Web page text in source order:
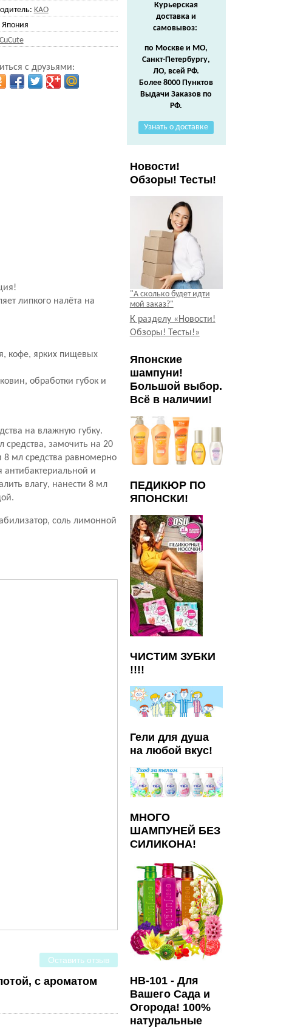
KAO
Япония
CuCute
с друзьями:
липкого налёта на
кофе, ярких пищевых
обработки губок и
на влажную губку.
средства, замочить на 20
8 мл средства равномерно
антибактериальной и
влагу, нанести 8 мл
соль лимонной
Оставить отзыв
с ароматом
Курьерская
доставка и
самовывоз:
по Москве и МО,
Санкт-Петербургу,
ЛО, всей РФ.
Более 8000 Пунктов
Выдачи Заказов по
РФ.
Узнать о доставке
Новости!
Обзоры! Тесты!
"А сколько будет идти
мой заказ?"
К разделу «Новости!
Обзоры! Тесты!»
Японские
шампуни!
Большой выбор.
Всё в наличии!
ПЕДИКЮР ПО
ЯПОНСКИ!
ЧИСТИМ ЗУБКИ
!!!!
Гели для душа
на любой вкус!
МНОГО
ШАМПУНЕЙ БЕЗ
СИЛИКОНА!
HB-101 - Для
Вашего Сада и
Огорода! 100%
натуральные